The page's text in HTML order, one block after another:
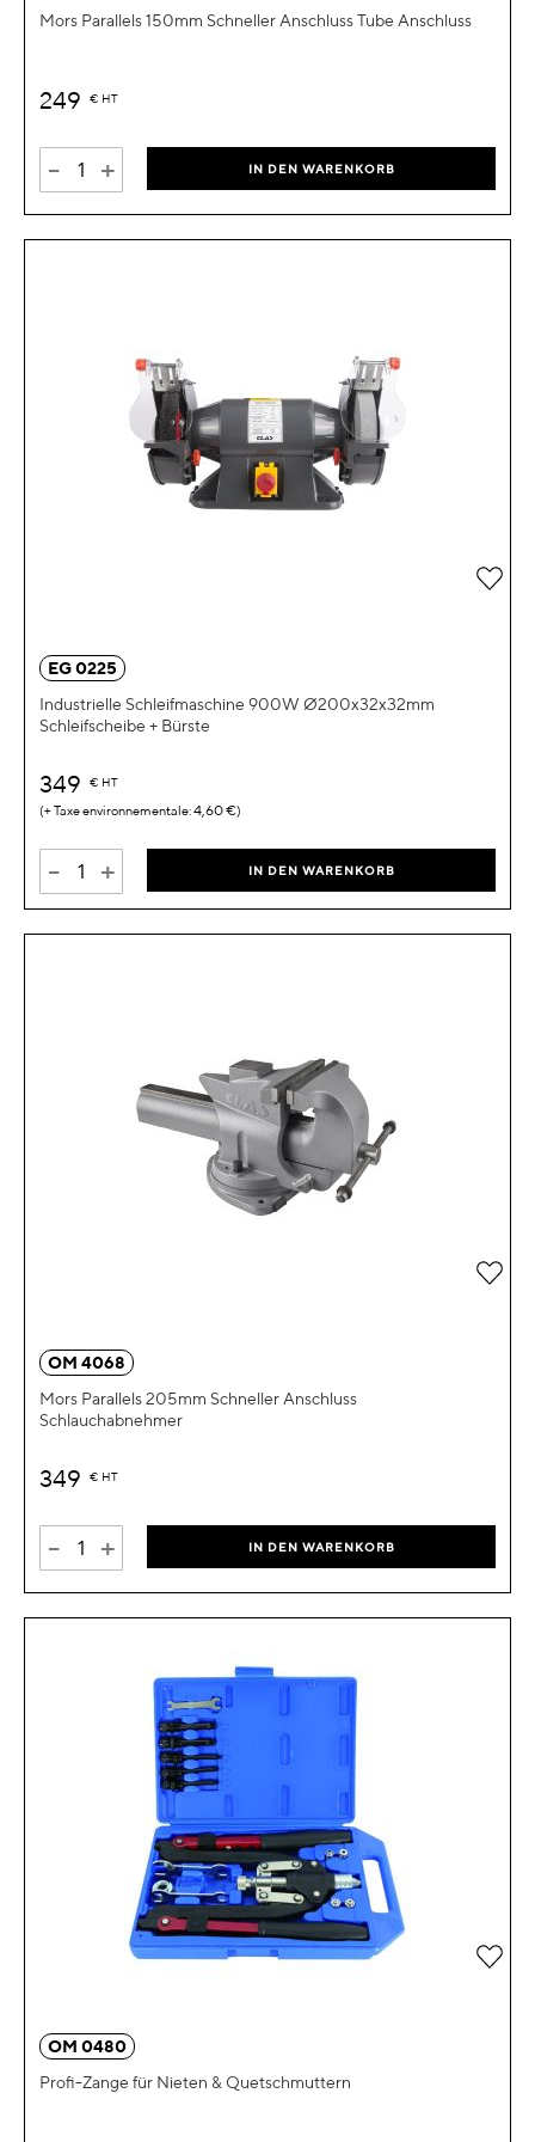
Mors Parallels 150mm Schneller Anschluss Tube Anschluss
249 € HT
- + IN DEN WARENKORB
EG 0225
Industrielle Schleifmaschine 900W Ø200x32x32mm
Schleifscheibe + Bürste
349 € HT
4,60 €
- + IN DEN WARENKORB
Zur
OM 4068
Mors Parallels 205mm Schneller Anschluss
Schlauchabnehmer
349 € HT
- + IN DEN WARENKORB
Zur
OM 0480
Profi-Zange für Nieten & Quetschmuttern
Zur